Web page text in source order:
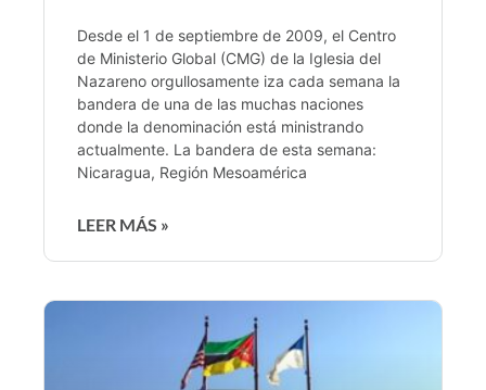
Desde el 1 de septiembre de 2009, el Centro
de Ministerio Global (CMG) de la Iglesia del
Nazareno orgullosamente iza cada semana la
bandera de una de las muchas naciones
donde la denominación está ministrando
actualmente. La bandera de esta semana:
Nicaragua, Región Mesoamérica
LEER MÁS »